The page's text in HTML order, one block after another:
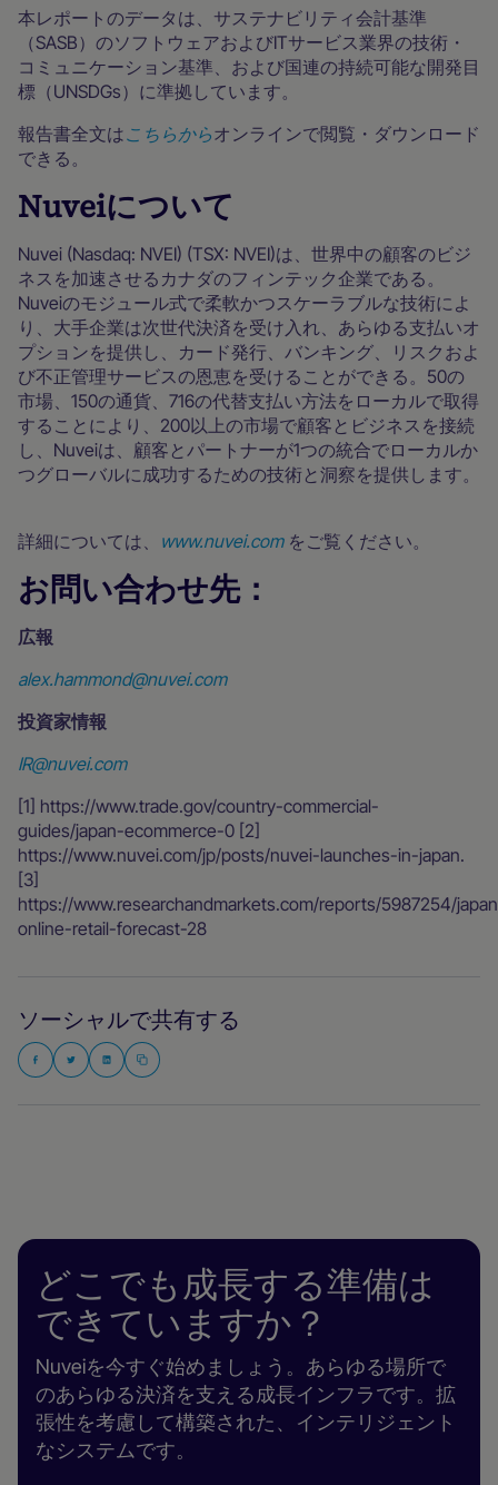
本レポートのデータは、サステナビリティ会計基準
（SASB）のソフトウェアおよびITサービス業界の技術・
コミュニケーション基準、および国連の持続可能な開発目
標（UNSDGs）に準拠しています。
報告書全文はこちらからオンラインで閲覧・ダウンロード
できる。
Nuveiについて
Nuvei (Nasdaq: NVEI) (TSX: NVEI)は、世界中の顧客のビジ
ネスを加速させるカナダのフィンテック企業である。
Nuveiのモジュール式で柔軟かつスケーラブルな技術によ
り、大手企業は次世代決済を受け入れ、あらゆる支払いオ
プションを提供し、カード発行、バンキング、リスクおよ
び不正管理サービスの恩恵を受けることができる。50の
市場、150の通貨、716の代替支払い方法をローカルで取得
することにより、200以上の市場で顧客とビジネスを接続
し、Nuveiは、顧客とパートナーが1つの統合でローカルか
つグローバルに成功するための技術と洞察を提供します。
詳細については、 www.nuvei.comをご覧ください。
お問い合わせ先：
広報
alex.hammond@nuvei.com
投資家情報
IR@nuvei.com
‍[1] https://www.trade.gov/country-commercial-
guides/japan-ecommerce-0 [2]
https://www.nuvei.com/jp/posts/nuvei-launches-in-japan.
[3]
https://www.researchandmarkets.com/reports/5987254/
online-retail-forecast-28
ソーシャルで共有する
どこでも成長する準備は
できていますか？
Nuveiを今すぐ始めましょう。あらゆる場所で
のあらゆる決済を支える成長インフラです。拡
張性を考慮して構築された、インテリジェント
なシステムです。